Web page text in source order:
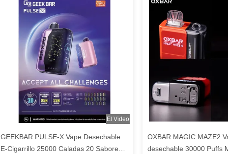
El Video
GEEKBAR PULSE-X Vape Desechable
E-Cigarrillo 25000 Caladas 20 Sabores
OXBAR MAGIC MAZE2
desechable 30000 Puffs